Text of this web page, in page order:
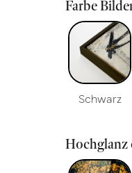
Farbe
Schwarz
Hochglanz